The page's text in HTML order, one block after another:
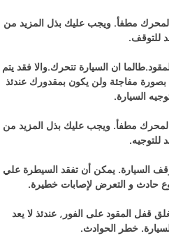
مطفأ. ويجب عليك بذل المزيد من
للتوقف.
ان السيارة تتحرك.والا فقد يتم
بصورة مفاجئة ولن يكون بمقدورك عندئذ
السيارة.
المحرك مطفأ. ويجب عليك بذل المزيد من
للتوجيه.
السيارة. يمكن أن تفقد السيطرة علي
حادث و التعرض لإصابات خطيرة.
قفل المقود على الفور, عندئذ لا يعد
خطر الحوادث.